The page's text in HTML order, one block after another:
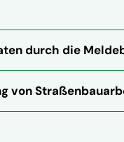
durch die
von